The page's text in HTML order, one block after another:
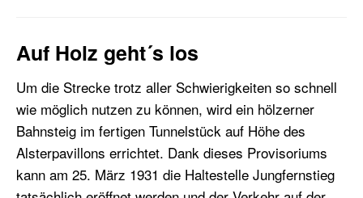
Auf Holz geht´s los
Um die Strecke trotz aller Schwierigkeiten so schnell
wie möglich nutzen zu können, wird ein hölzerner
Bahnsteig im fertigen Tunnelstück auf Höhe des
Alsterpavillons errichtet. Dank dieses Provisoriums
kann am 25. März 1931 die Haltestelle Jungfernstieg